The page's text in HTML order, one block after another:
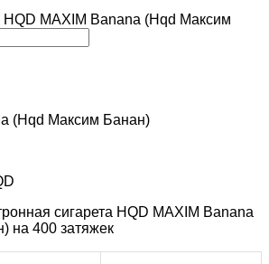
HQD MAXIM Banana (Hqd Максим
(Hqd Максим Банан)
сигарета HQD MAXIM Banana
на 400 затяжек